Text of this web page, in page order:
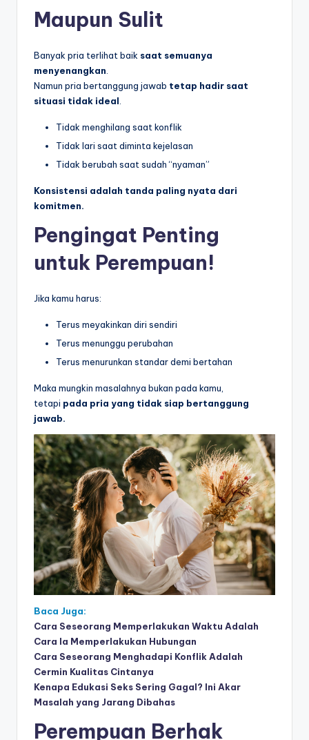
Maupun Sulit
Banyak pria terlihat baik saat semuanya
menyenangkan
Namun pria bertanggung jawab tetap hadir saat
situasi tidak ideal
Tidak menghilang saat konflik
Tidak lari saat diminta kejelasan
Tidak berubah saat sudah “nyaman”
Konsistensi adalah tanda paling nyata dari
komitmen.
Pengingat Penting
untuk Perempuan!
Jika kamu harus:
Terus meyakinkan diri sendiri
Terus menunggu perubahan
Terus menurunkan standar demi bertahan
Maka mungkin masalahnya bukan pada kamu,
tetapi pada pria yang tidak siap bertanggung
jawab.
Baca Juga:
Cara Seseorang Memperlakukan Waktu Adalah
Cara Ia Memperlakukan Hubungan
Cara Seseorang Menghadapi Konflik Adalah
Cermin Kualitas Cintanya
Kenapa Edukasi Seks Sering Gagal? Ini Akar
Masalah yang Jarang Dibahas
Perempuan Berhak